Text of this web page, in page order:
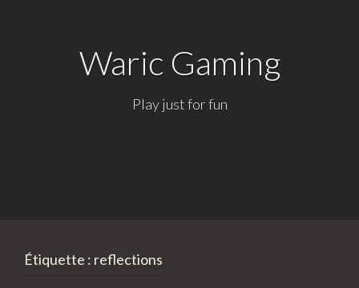
Waric Gaming
Play just for fun
Étiquette : reflections